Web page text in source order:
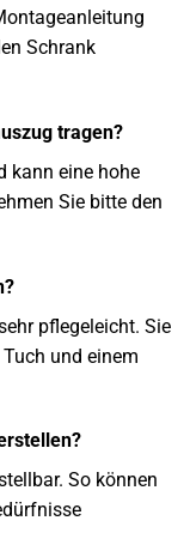
Schrank
tragen?
kann eine hohe
Sie bitte den
pflegeleicht. Sie
und einem
So können